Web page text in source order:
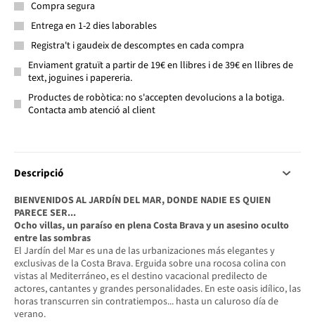
Compra segura
Entrega en 1-2 dies laborables
Registra't i gaudeix de descomptes en cada compra
Enviament gratuït a partir de 19€ en llibres i de 39€ en llibres de
text, joguines i papereria.
Productes de robòtica: no s'accepten devolucions a la botiga.
Contacta amb atenció al client
Descripció
BIENVENIDOS AL JARDÍN DEL MAR, DONDE NADIE ES QUIEN
PARECE SER...
Ocho villas, un paraíso en plena Costa Brava y un asesino oculto
entre las sombras
El Jardín del Mar es una de las urbanizaciones más elegantes y
exclusivas de la Costa Brava. Erguida sobre una rocosa colina con
vistas al Mediterráneo, es el destino vacacional predilecto de
actores, cantantes y grandes personalidades. En este oasis idílico, las
horas transcurren sin contratiempos... hasta un caluroso día de
verano.